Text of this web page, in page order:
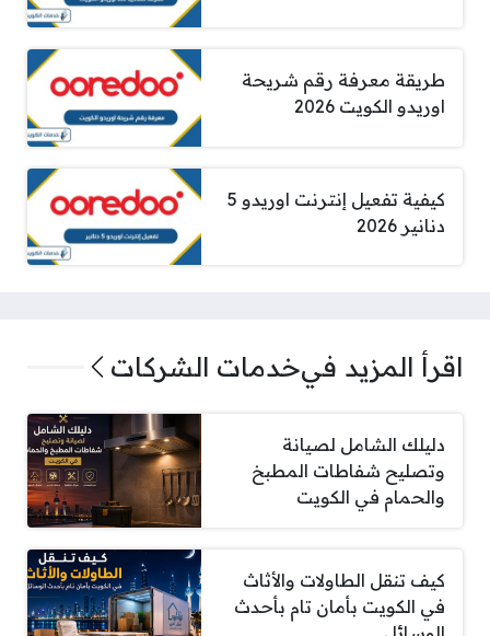
طريقة معرفة رقم شريحة
اوريدو الكويت 2026
كيفية تفعيل إنترنت اوريدو 5
دنانير 2026
اقرأ المزيد فيخدمات الشركات
دليلك الشامل لصيانة
وتصليح شفاطات المطبخ
والحمام في الكويت
كيف تنقل الطاولات والأثاث
في الكويت بأمان تام بأحدث